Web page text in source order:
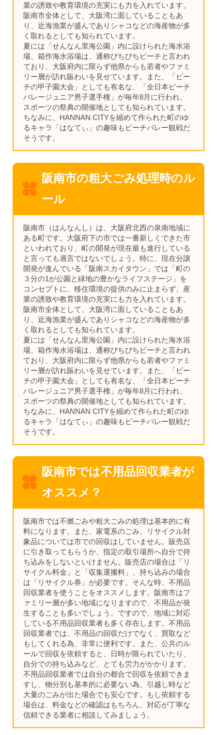
業の誘致や教育環境の充実にも力を入れています。
阪南市全体として、大阪湾に面していることもあ
り、近海漁業が盛んでありシャコなどの海産物が多
く取れるとしても知られています。
夏には「せんなん里海公園」内に設けられた海水浴
場、箱作海水浴場は、通称ぴちぴちビーチと言われ
ており、大阪府内に限らず他県からも若者やファミ
リー層が訪れ賑わいを見せています。また、「ビー
チの甲子園大会」としても有名な、「全日本ビーチ
バレージュニア男子選手権」が毎年8月に行われ、
スポーツの祭典の開催地としても知られています。
ちなみに、HANNAN CITYを縮めて作られた町のゆ
るキャラ「はなてぃ」の趣味もビーチバレー観戦だ
そうです。
阪南市の粗大ごみ処理時のル
ール
阪南市（はんなんし）は、大阪府北西の泉南地域に
ある町です。大阪府下の市では一番新しくできた市
といわれており、町の開発が現在最も進行している
と言っても過言ではないでしょう。特に、現在分譲
開発が進んでいる「阪南スカイタウン」では「町の
３分の1が公園と緑地の豊かなライフステージ」を
コンセプトに、移住環境の提供のみに止まらず、産
業の誘致や教育環境の充実にも力を入れています。
阪南市全体として、大阪湾に面していることもあ
り、近海漁業が盛んでありシャコなどの海産物が多
く取れるとしても知られています。
夏には「せんなん里海公園」内に設けられた海水浴
場、箱作海水浴場は、通称ぴちぴちビーチと言われ
ており、大阪府内に限らず他県からも若者やファミ
リー層が訪れ賑わいを見せています。また、「ビー
チの甲子園大会」としても有名な、「全日本ビーチ
バレージュニア男子選手権」が毎年8月に行われ、
スポーツの祭典の開催地としても知られています。
ちなみに、HANNAN CITYを縮めて作られた町のゆ
るキャラ「はなてぃ」の趣味もビーチバレー観戦だ
そうです。
阪南市では不用品回収業者が
オススメ？
阪南市では不燃ごみや粗大ごみの処理は基本的に有
料になります。また、家電系のごみ、リサイクル対
象品については市での回収はしていません。販売店
に引き取ってもらうか、指定の取引場所へ自分で持
ち込みをしないといけません。販売店の場合は「リ
サイクル料金」と「収集運搬料」、持ち込みの場合
は「リサイクル券」が必要です。そんな時、不用品
回収業者を使うことをオススメします。阪南市はフ
ァミリー層が多い地域になりますので、不用品が発
生することも多いでしょう。ですので、地域に対応
している不用品回収業者も多く存在します。不用品
回収業者では、不用品の回収だけでなく、買取など
もしてくれる為、非常に便利です。また、公共のル
ールで回収を依頼すると、日時が限られていたり、
自分での持ち込みなど、とても労力がかかります。
不用品回収業者では自分の都合で回収を依頼できま
すし、物分別も基本的に必要ない為、引越し時など
大量のごみが出た場合でも安心です。もし依頼する
場合は、料金などの確認はもちろん、対応が丁寧な
信頼できる業者に相談してみましょう。